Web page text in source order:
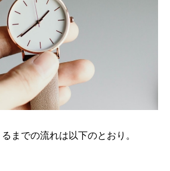
までの流れは以下のとおり。